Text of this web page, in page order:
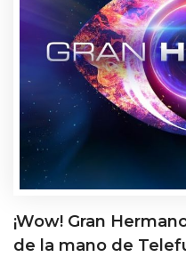
¡Wow! Gran
de la mano de